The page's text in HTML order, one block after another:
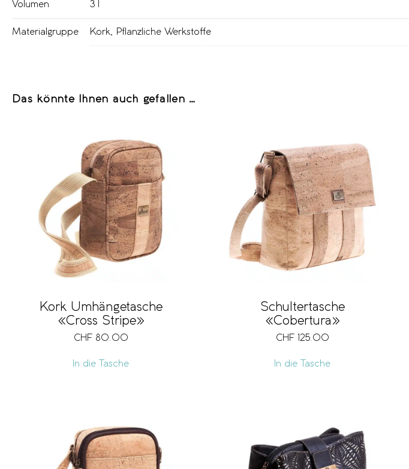
Volumen 3 l
Materialgruppe Kork, Pflanzliche Werkstoffe
Das könnte Ihnen auch gefallen …
Kork Umhängetasche
«Cross Stripe»
CHF 80.00
In die Tasche
Schultertasche
«Cobertura»
CHF 125.00
In die Tasche